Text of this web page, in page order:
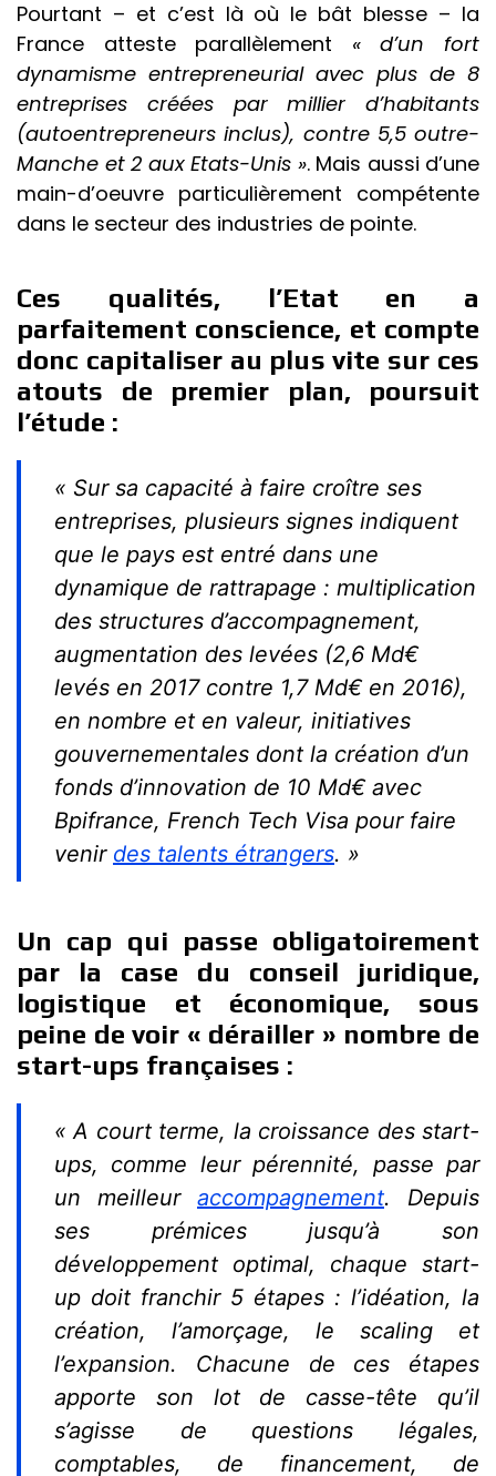
Pourtant – et c’est là où le bât blesse – la
France atteste parallèlement « d’un fort
dynamisme entrepreneurial avec plus de 8
entreprises créées par millier d’habitants
(autoentrepreneurs inclus), contre 5,5 outre-
Manche et 2 aux Etats-Unis ». Mais aussi d’une
main-d’oeuvre particulièrement compétente
dans le secteur des industries de pointe.
Ces qualités, l’Etat en a
parfaitement conscience, et compte
donc capitaliser au plus vite sur ces
atouts de premier plan, poursuit
l’étude :
« Sur sa capacité à faire croître ses
entreprises, plusieurs signes indiquent
que le pays est entré dans une
dynamique de rattrapage : multiplication
des structures d’accompagnement,
augmentation des levées (2,6 Md€
levés en 2017 contre 1,7 Md€ en 2016),
en nombre et en valeur, initiatives
gouvernementales dont la création d’un
fonds d’innovation de 10 Md€ avec
Bpifrance, French Tech Visa pour faire
venir des talents étrangers. »
Un cap qui passe obligatoirement
par la case du conseil juridique,
logistique et économique, sous
peine de voir « dérailler » nombre de
start-ups françaises :
« A court terme, la croissance des start-
ups, comme leur pérennité, passe par
un meilleur accompagnement. Depuis
ses prémices jusqu’à son
développement optimal, chaque start-
up doit franchir 5 étapes : l’idéation, la
création, l’amorçage, le scaling et
l’expansion. Chacune de ces étapes
apporte son lot de casse-tête qu’il
s’agisse de questions légales,
comptables, de financement, de